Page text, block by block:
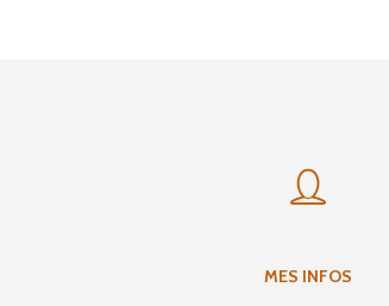
MES INFOS